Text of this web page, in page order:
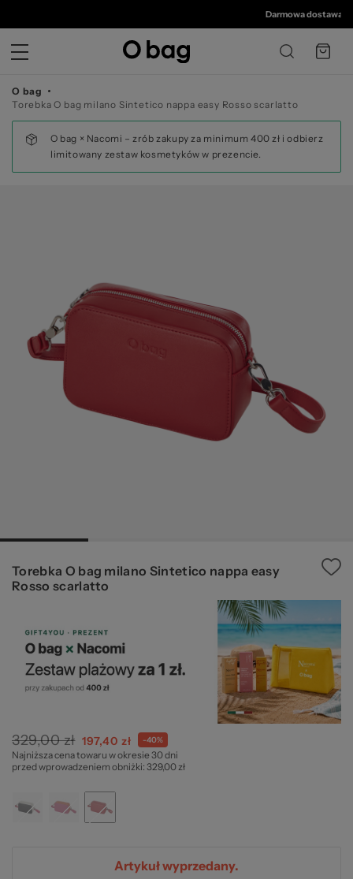
©
Darmowa dostawa od
O bag
Torebka O bag milano Sintetico nappa easy Rosso scarlatto
O bag × Nacomi – zrób zakupy za minimum 400 zł i odbierz
limitowany zestaw kosmetyków w prezencie.
Torebka O bag milano Sintetico nappa easy
Rosso scarlatto
329,00 zł Cena
specjalna
197,40 zł -40%
Najniższa cena towaru w okresie 30 dni
przed wprowadzeniem obniżki: 329,00 zł
Artykuł wyprzedany.